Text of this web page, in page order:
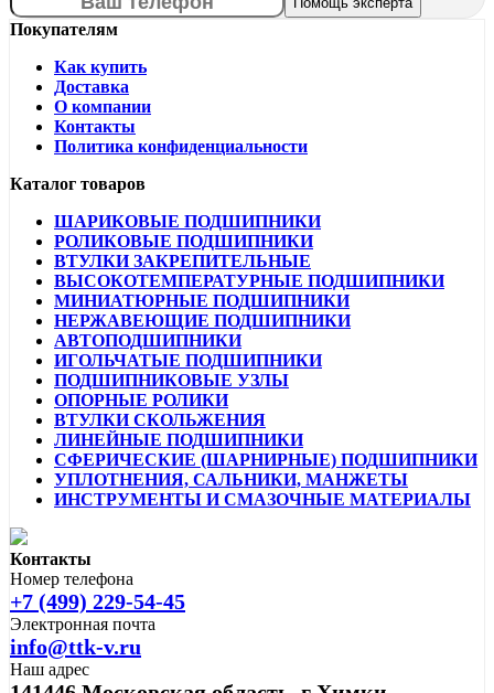
Покупателям
Как купить
Доставка
О компании
Контакты
Политика конфиденциальности
Каталог товаров
ШАРИКОВЫЕ ПОДШИПНИКИ
РОЛИКОВЫЕ ПОДШИПНИКИ
ВТУЛКИ ЗАКРЕПИТЕЛЬНЫЕ
ВЫСОКОТЕМПЕРАТУРНЫЕ ПОДШИПНИКИ
МИНИАТЮРНЫЕ ПОДШИПНИКИ
НЕРЖАВЕЮЩИЕ ПОДШИПНИКИ
АВТОПОДШИПНИКИ
ИГОЛЬЧАТЫЕ ПОДШИПНИКИ
ПОДШИПНИКОВЫЕ УЗЛЫ
ОПОРНЫЕ РОЛИКИ
ВТУЛКИ СКОЛЬЖЕНИЯ
ЛИНЕЙНЫЕ ПОДШИПНИКИ
СФЕРИЧЕСКИЕ (ШАРНИРНЫЕ) ПОДШИПНИКИ
УПЛОТНЕНИЯ, САЛЬНИКИ, МАНЖЕТЫ
ИНСТРУМЕНТЫ И СМАЗОЧНЫЕ МАТЕРИАЛЫ
Контакты
Номер телефона
+7 (499) 229-54-45
Электронная почта
info@ttk-v.ru
Наш адрес